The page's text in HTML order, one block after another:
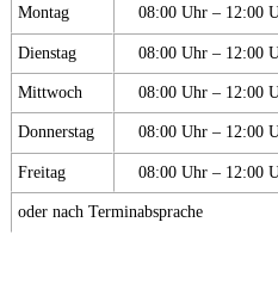
Montag 08:00 Uhr – 12:00
Dienstag 08:00 Uhr – 12:00
Mittwoch 08:00 Uhr – 12:00
Donnerstag 08:00 Uhr – 12:00
Freitag 08:00 Uhr – 12:00
oder nach Terminabsprache